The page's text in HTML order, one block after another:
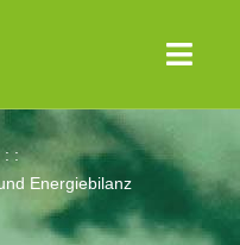
Energiebilanz